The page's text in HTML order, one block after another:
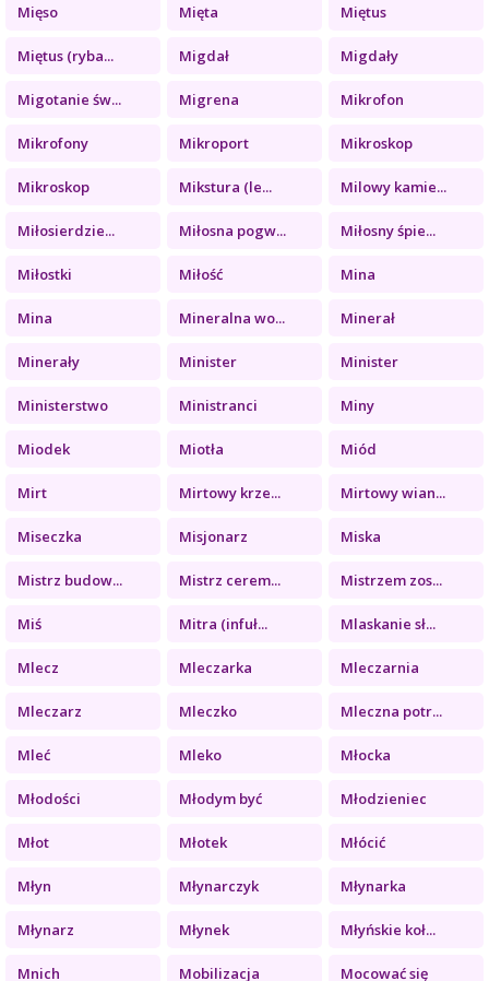
Mięso Mięta Miętus
Miętus (ryba... Migdał Migdały
Migotanie św... Migrena Mikrofon
Mikrofony Mikroport Mikroskop
Mikroskop Mikstura (le... Milowy kamie...
Miłosierdzie... Miłosna pogw... Miłosny śpie...
Miłostki Miłość Mina
Mina Mineralna wo... Minerał
Minerały Minister Minister
Ministerstwo Ministranci Miny
Miodek Miotła Miód
Mirt Mirtowy krze... Mirtowy wian...
Miseczka Misjonarz Miska
Mistrz budow... Mistrz cerem... Mistrzem zos...
Miś Mitra (infuł... Mlaskanie sł...
Mlecz Mleczarka Mleczarnia
Mleczarz Mleczko Mleczna potr...
Mleć Mleko Młocka
Młodości Młodym być Młodzieniec
Młot Młotek Młócić
Młyn Młynarczyk Młynarka
Młynarz Młynek Młyńskie koł...
Mnich Mobilizacja Mocować się